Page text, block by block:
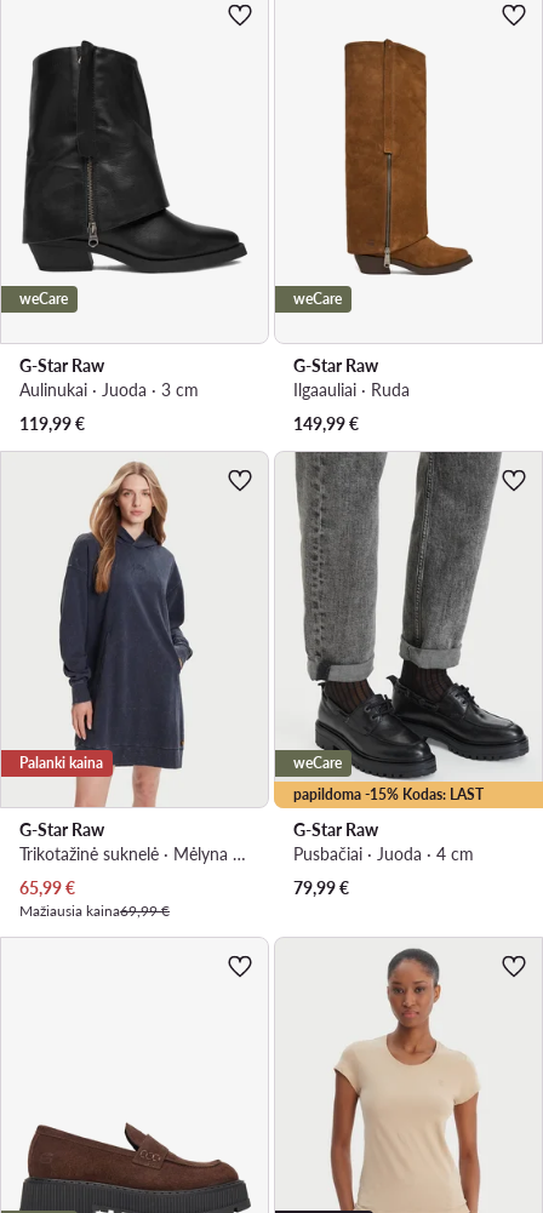
weCare
G-Star Raw
Aulinukai · Juoda · 3 cm
119,99€
weCare
G-Star Raw
Ilgaauliai · Ruda
149,99€
Palanki kaina
G-Star Raw
Trikotažinė suknelė · Mėlyna · Mini
Dabartinė kaina
65,99€
Mažiausia kaina69,99 €
papildoma -15% Kodas: LAST
weCare
G-Star Raw
Pusbačiai · Juoda · 4 cm
79,99€